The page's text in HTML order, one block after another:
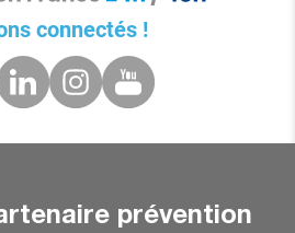
connectés !
prévention